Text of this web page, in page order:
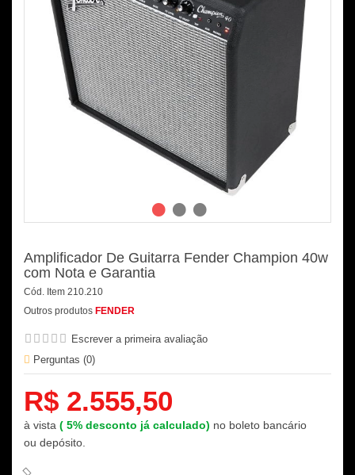
Amplificador De Guitarra Fender Champion 40w
com Nota e Garantia
Cód. Item 210.210
Outros produtos FENDER
Escrever a primeira avaliação
Perguntas (0)
R$ 2.555,50
à vista ( 5% desconto já calculado) no boleto bancário
ou depósito.